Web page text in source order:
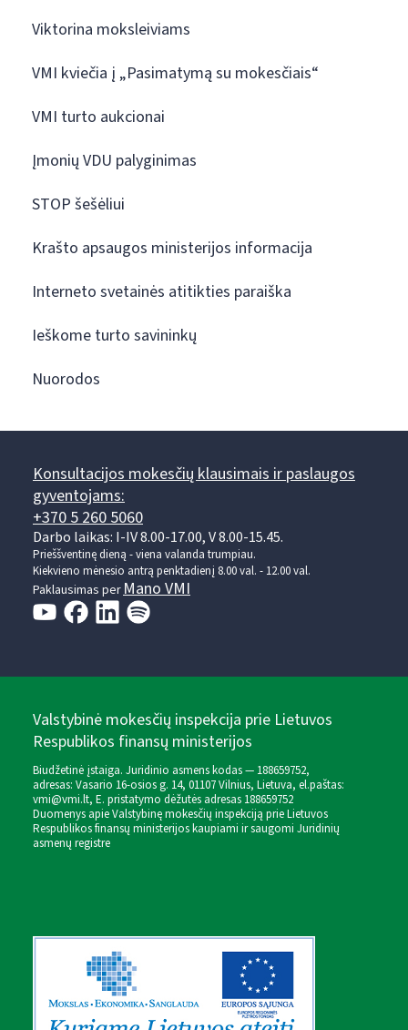
Viktorina moksleiviams
VMI kviečia į „Pasimatymą su mokesčiais“
VMI turto aukcionai
Įmonių VDU palyginimas
STOP šešėliui
Krašto apsaugos ministerijos informacija
Interneto svetainės atitikties paraiška
Ieškome turto savininkų
Nuorodos
Konsultacijos mokesčių klausimais ir paslaugos
gyventojams:
+370 5 260 5060
Darbo laikas: I-IV 8.00-17.00, V 8.00-15.45.
Prieššventinę dieną - viena valanda trumpiau.
Kiekvieno mėnesio antrą penktadienį 8.00 val. - 12.00 val.
Paklausimas perMano VMI
Valstybinė mokesčių inspekcija prie Lietuvos
Respublikos finansų ministerijos
Biudžetinė įstaiga. Juridinio asmens kodas — 188659752,
adresas: Vasario 16-osios g. 14, 01107 Vilnius, Lietuva, el.paštas:
vmi@vmi.lt, E. pristatymo dėžutės adresas 188659752
Duomenys apie Valstybinę mokesčių inspekciją prie Lietuvos
Respublikos finansų ministerijos kaupiami ir saugomi Juridinių
asmenų registre